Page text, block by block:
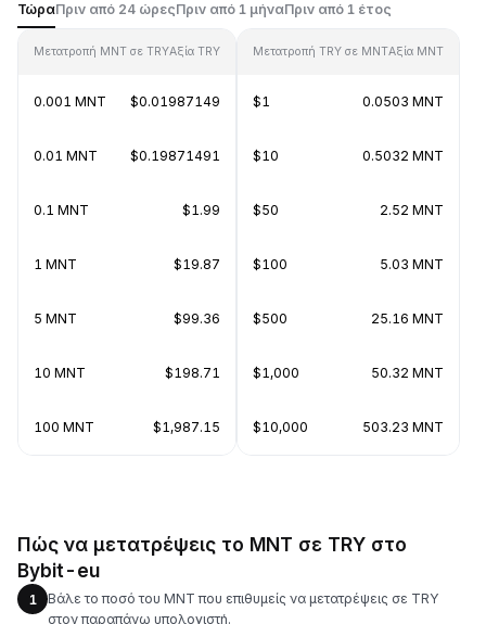
ΤώραΠριν από 24 ώρεςΠριν από 1 μήναΠριν από 1 έτος
Μετατροπή MNT σε TRYΑξία TRY
0.001 MNT $0.01987149
0.01 MNT $0.19871491
0.1 MNT $1.99
1 MNT $19.87
5 MNT $99.36
10 MNT $198.71
100 MNT $1,987.15
Μετατροπή TRY σε MNTΑξία MNT
$1 0.0503 MNT
$10 0.5032 MNT
$50 2.52 MNT
$100 5.03 MNT
$500 25.16 MNT
$1,000 50.32 MNT
$10,000 503.23 MNT
Πώς να μετατρέψεις το MNT σε TRY στο
Bybit-eu
1
Βάλε το ποσό του MNT που επιθυμείς να μετατρέψεις σε TRY
στον παραπάνω υπολογιστή.